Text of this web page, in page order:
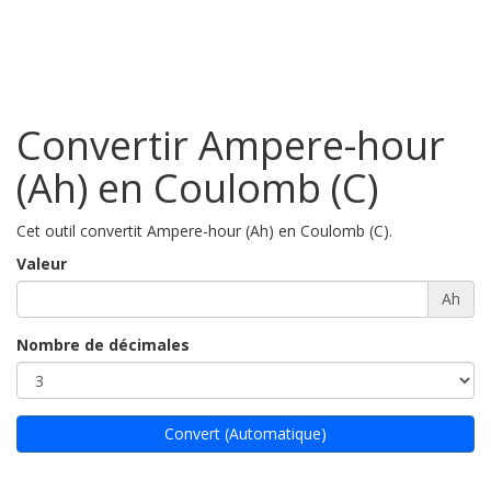
Convertir Ampere-hour
(Ah) en Coulomb (C)
Cet outil convertit Ampere-hour (Ah) en Coulomb (C).
Valeur
Ah
Nombre de décimales
Convert (Automatique)